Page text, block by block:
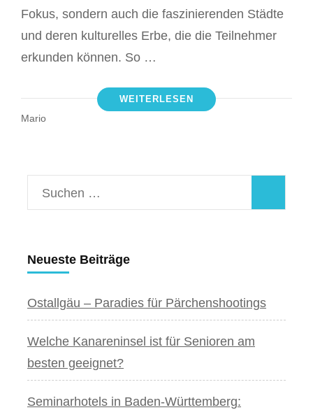
Fokus, sondern auch die faszinierenden Städte
und deren kulturelles Erbe, die die Teilnehmer
erkunden können. So …
WEITERLESEN
Mario
Suchen
nach:
Neueste Beiträge
Ostallgäu – Paradies für Pärchenshootings
Welche Kanareninsel ist für Senioren am
besten geeignet?
Seminarhotels in Baden-Württemberg: